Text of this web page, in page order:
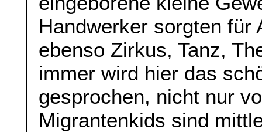
Handwerker sorgten für
ebenso Zirkus, Tanz,
immer wird hier das
gesprochen, nicht nur
Migrantenkids sind